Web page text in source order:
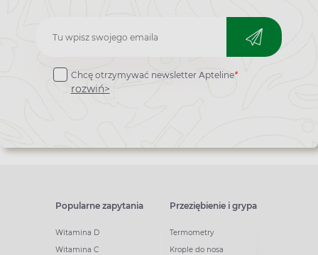
Zapisz
do
newslettera
Chcę otrzymywać newsletter Apteline*
rozwiń>
Popularne zapytania
Witamina D
Witamina C
Przeziębienie i grypa
Termometry
Krople do nosa